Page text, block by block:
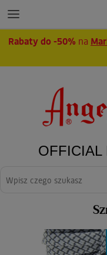
Rabaty do -50% na
OFFICIAL